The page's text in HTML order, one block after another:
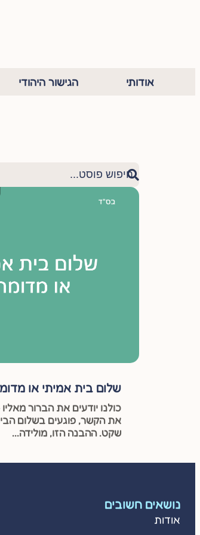
אודותי הגישור היהודי
שלום בית אמיתי או
כולנו יודעים את הברור
את הקשר, פוגעים בשלום
שקט. ההבנה הזו, מולידה...
נושאים חשובים
אודות